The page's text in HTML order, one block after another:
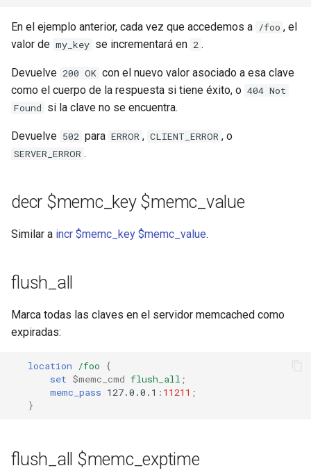
En el ejemplo anterior, cada vez que accedemos a /foo , el
valor de my_key se incrementará en 2 .
Devuelve 200 OK con el nuevo valor asociado a esa clave
como el cuerpo de la respuesta si tiene éxito, o 404 Not
Found si la clave no se encuentra.
Devuelve 502 para ERROR , CLIENT_ERROR , o
SERVER_ERROR .
decr $memc_key $memc_value
Similar a incr $memc_key $memc_value.
flush_all
Marca todas las claves en el servidor memcached como
expiradas:
location /foo
{
set $memc_cmd flush_all ;
memc_pass 127.0.0.1 : 11211 ;
}
flush_all $memc_exptime